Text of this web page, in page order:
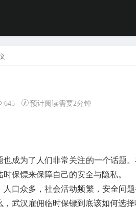
645 预计阅读需要2分钟
也成为了人们非常关注的一个话题
保镖来保障自己的安全与隐私。
口众多，社会活动频繁，安全问
武汉雇佣临时保镖到底该如何选择